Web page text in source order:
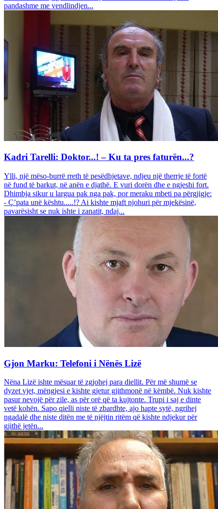
pandashme me vendlindjen...
Kadri Tarelli: Doktor...! – Ku ta pres faturën...?
Ylli, një mëso-burrë rreth të pesëdhjetave, ndjeu një therrje të fortë
në fund të barkut, në anën e djathë. E vuri dorën dhe e ngjeshi fort.
Dhimbja sikur u largua pak nga pak, por meraku mbeti pa përgjigje:
- Ç’pata unë kështu.....!? Ai kishte mjaft njohuri për mjekësinë,
pavarësisht se nuk ishte i zanatit, ndaj...
Gjon Marku: Telefoni i Nënës Lizë
Nëna Lizë ishte mësuar të zgjohej para diellit. Për më shumë se
dyzet vjet, mëngjesi e kishte gjetur gjithmonë në këmbë. Nuk kishte
pasur nevojë për zile, as për orë që ta kujtonte. Trupi i saj e dinte
vetë kohën. Sapo qielli niste të zbardhte, ajo hapte sytë, ngrihej
ngadalë dhe niste ditën me të njëjtin ritëm që kishte ndjekur për
gjithë jetën...